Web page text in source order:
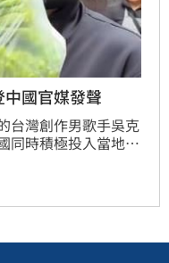
國官媒發聲
台灣創作男歌手吳克
同時積極投入當地公
。但他這一舉動卻
報》專欄，以「流